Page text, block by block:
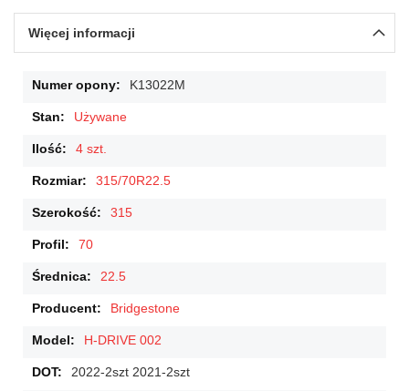
Więcej informacji
Więcej
K13022M
Używane
4 szt.
315/70R22.5
315
70
22.5
Bridgestone
H-DRIVE 002
2022-2szt 2021-2szt